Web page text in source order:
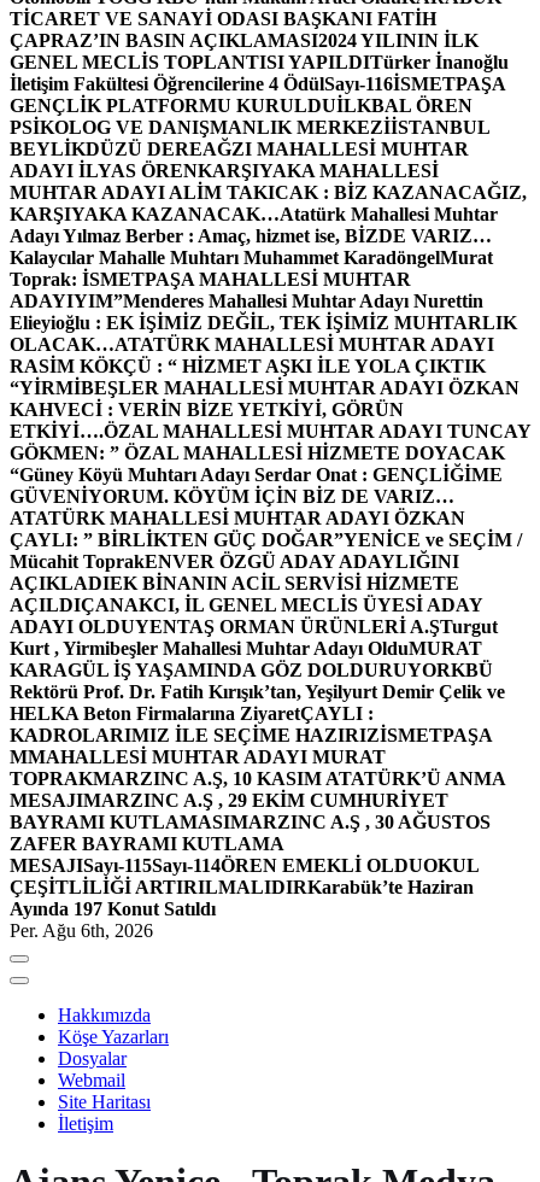
TİCARET VE SANAYİ ODASI BAŞKANI FATİH
ÇAPRAZ’IN BASIN AÇIKLAMASI2024 YILININ İLK
GENEL MECLİS TOPLANTISI YAPILDITürker İnanoğlu
İletişim Fakültesi Öğrencilerine 4 ÖdülSayı-116İSMETPAŞA
GENÇLİK PLATFORMU KURULDUİLKBAL ÖREN
PSİKOLOG VE DANIŞMANLIK MERKEZİİSTANBUL
BEYLİKDÜZÜ DEREAĞZI MAHALLESİ MUHTAR
ADAYI İLYAS ÖRENKARŞIYAKA MAHALLESİ
MUHTAR ADAYI ALİM TAKICAK : BİZ KAZANACAĞIZ,
KARŞIYAKA KAZANACAK…Atatürk Mahallesi Muhtar
Adayı Yılmaz Berber : Amaç, hizmet ise, BİZDE VARIZ…
Kalaycılar Mahalle Muhtarı Muhammet KaradöngelMurat
Toprak: İSMETPAŞA MAHALLESİ MUHTAR
ADAYIYIM”Menderes Mahallesi Muhtar Adayı Nurettin
Elieyioğlu : EK İŞİMİZ DEĞİL, TEK İŞİMİZ MUHTARLIK
OLACAK…ATATÜRK MAHALLESİ MUHTAR ADAYI
RASİM KÖKÇÜ : “ HİZMET AŞKI İLE YOLA ÇIKTIK
“YİRMİBEŞLER MAHALLESİ MUHTAR ADAYI ÖZKAN
KAHVECİ : VERİN BİZE YETKİYİ, GÖRÜN
ETKİYİ….ÖZAL MAHALLESİ MUHTAR ADAYI TUNCAY
GÖKMEN: ” ÖZAL MAHALLESİ HİZMETE DOYACAK
“Güney Köyü Muhtarı Adayı Serdar Onat : GENÇLİĞİME
GÜVENİYORUM. KÖYÜM İÇİN BİZ DE VARIZ…
ATATÜRK MAHALLESİ MUHTAR ADAYI ÖZKAN
ÇAYLI: ” BİRLİKTEN GÜÇ DOĞAR”YENİCE ve SEÇİM /
Mücahit ToprakENVER ÖZGÜ ADAY ADAYLIĞINI
AÇIKLADIEK BİNANIN ACİL SERVİSİ HİZMETE
AÇILDIÇANAKCI, İL GENEL MECLİS ÜYESİ ADAY
ADAYI OLDUYENTAŞ ORMAN ÜRÜNLERİ A.ŞTurgut
Kurt , Yirmibeşler Mahallesi Muhtar Adayı OlduMURAT
KARAGÜL İŞ YAŞAMINDA GÖZ DOLDURUYORKBÜ
Rektörü Prof. Dr. Fatih Kırışık’tan, Yeşilyurt Demir Çelik ve
HELKA Beton Firmalarına ZiyaretÇAYLI :
KADROLARIMIZ İLE SEÇİME HAZIRIZİSMETPAŞA
MMAHALLESİ MUHTAR ADAYI MURAT
TOPRAKMARZINC A.Ş, 10 KASIM ATATÜRK’Ü ANMA
MESAJIMARZINC A.Ş , 29 EKİM CUMHURİYET
BAYRAMI KUTLAMASIMARZINC A.Ş , 30 AĞUSTOS
ZAFER BAYRAMI KUTLAMA
MESAJISayı-115Sayı-114ÖREN EMEKLİ OLDUOKUL
ÇEŞİTLİLİĞİ ARTIRILMALIDIRKarabük’te Haziran
Ayında 197 Konut Satıldı
Per. Ağu 6th, 2026
Hakkımızda
Köşe Yazarları
Dosyalar
Webmail
Site Haritası
İletişim